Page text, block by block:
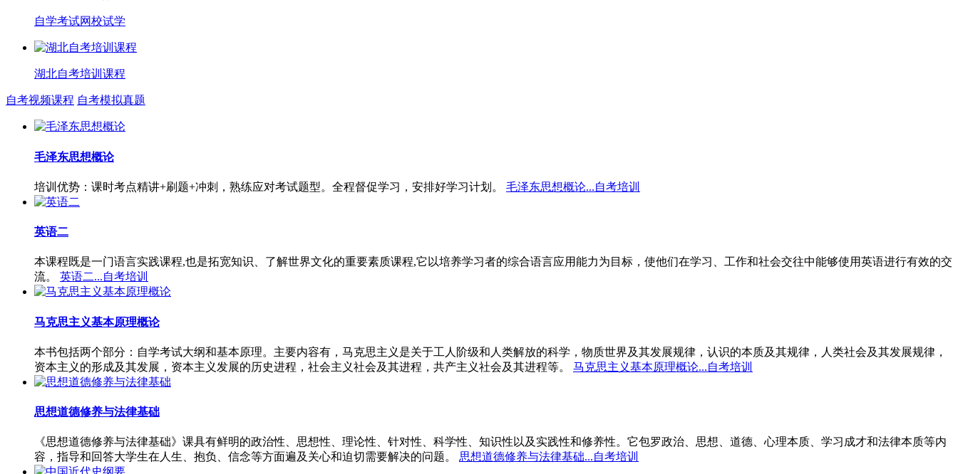
自学考试网校试学
湖北自考培训课程
自考视频课程 自考模拟真题
毛泽东思想概论
培训优势：课时考点精讲+刷题+冲刺，熟练应对考试题型。全程督促学习，安排好学习计划。 毛泽东思想概论...自考培训
英语二
本课程既是一门语言实践课程,也是拓宽知识、了解世界文化的重要素质课程,它以培养学习者的综合语言应用能力为目标，使他们在学习、工作和社会交往中能够使用英语进行有效的交
流。
英语二...自考培训
马克思主义基本原理概论
本书包括两个部分：自学考试大纲和基本原理。主要内容有，马克思主义是关于工人阶级和人类解放的科学，物质世界及其发展规律，认识的本质及其规律，人类社会及其发展规律，
资本主义的形成及其发展，资本主义发展的历史进程，社会主义社会及其进程，共产主义社会及其进程等。
马克思主义基本原理概论...自考培训
思想道德修养与法律基础
《思想道德修养与法律基础》课具有鲜明的政治性、思想性、理论性、针对性、科学性、知识性以及实践性和修养性。它包罗政治、思想、道德、心理本质、学习成才和法律本质等内
容，指导和回答大学生在人生、抱负、信念等方面遍及关心和迫切需要解决的问题。
思想道德修养与法律基础...自考培训